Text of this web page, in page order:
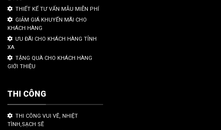
THIẾT KẾ TƯ VẤN MẪU MIỄN PHÍ
GIẢM GIÁ KHUYẾN MÃI CHO
KHÁCH HÀNG
ƯU ĐÃI CHO KHÁCH HÀNG TỈNH
XA
TẶNG QUÀ CHO KHÁCH HÀNG
GIỚI THIỆU
THI CÔNG
THI CÔNG VUI VẼ, NHIỆT
TÌNH,SẠCH SẼ